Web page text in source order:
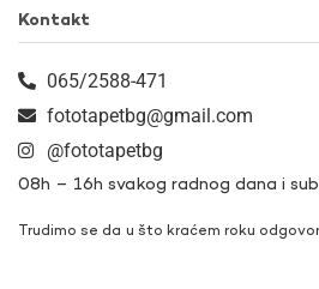
Kontakt
065/2588-471
fototapetbg@gmail.com
@fototapetbg
08h – 16h svakog radnog dana i
Trudimo se da u što kraćem roku